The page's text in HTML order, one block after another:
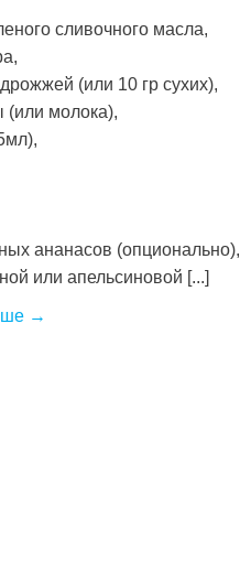
сливочного масла,
(или 10 гр сухих),
молока),
ананасов (опционально),
или апельсиновой [...]
→